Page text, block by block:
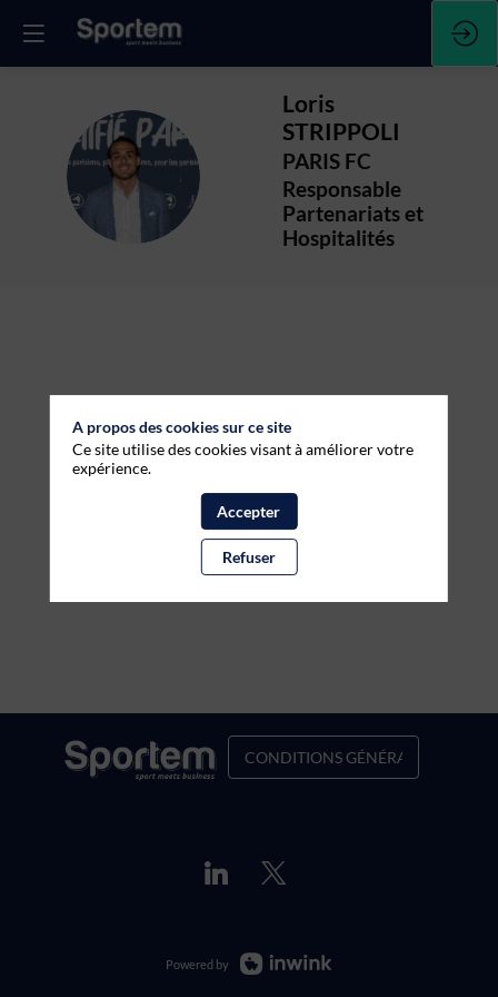
LS
Loris
STRIPPOLI
PARIS FC
Responsable
Partenariats et
Hospitalités
CONDITIONS GÉNÉRALES DE
Powered by
A propos des cookies sur ce site
Ce site utilise des cookies visant à améliorer votre
expérience.
Accepter
Refuser